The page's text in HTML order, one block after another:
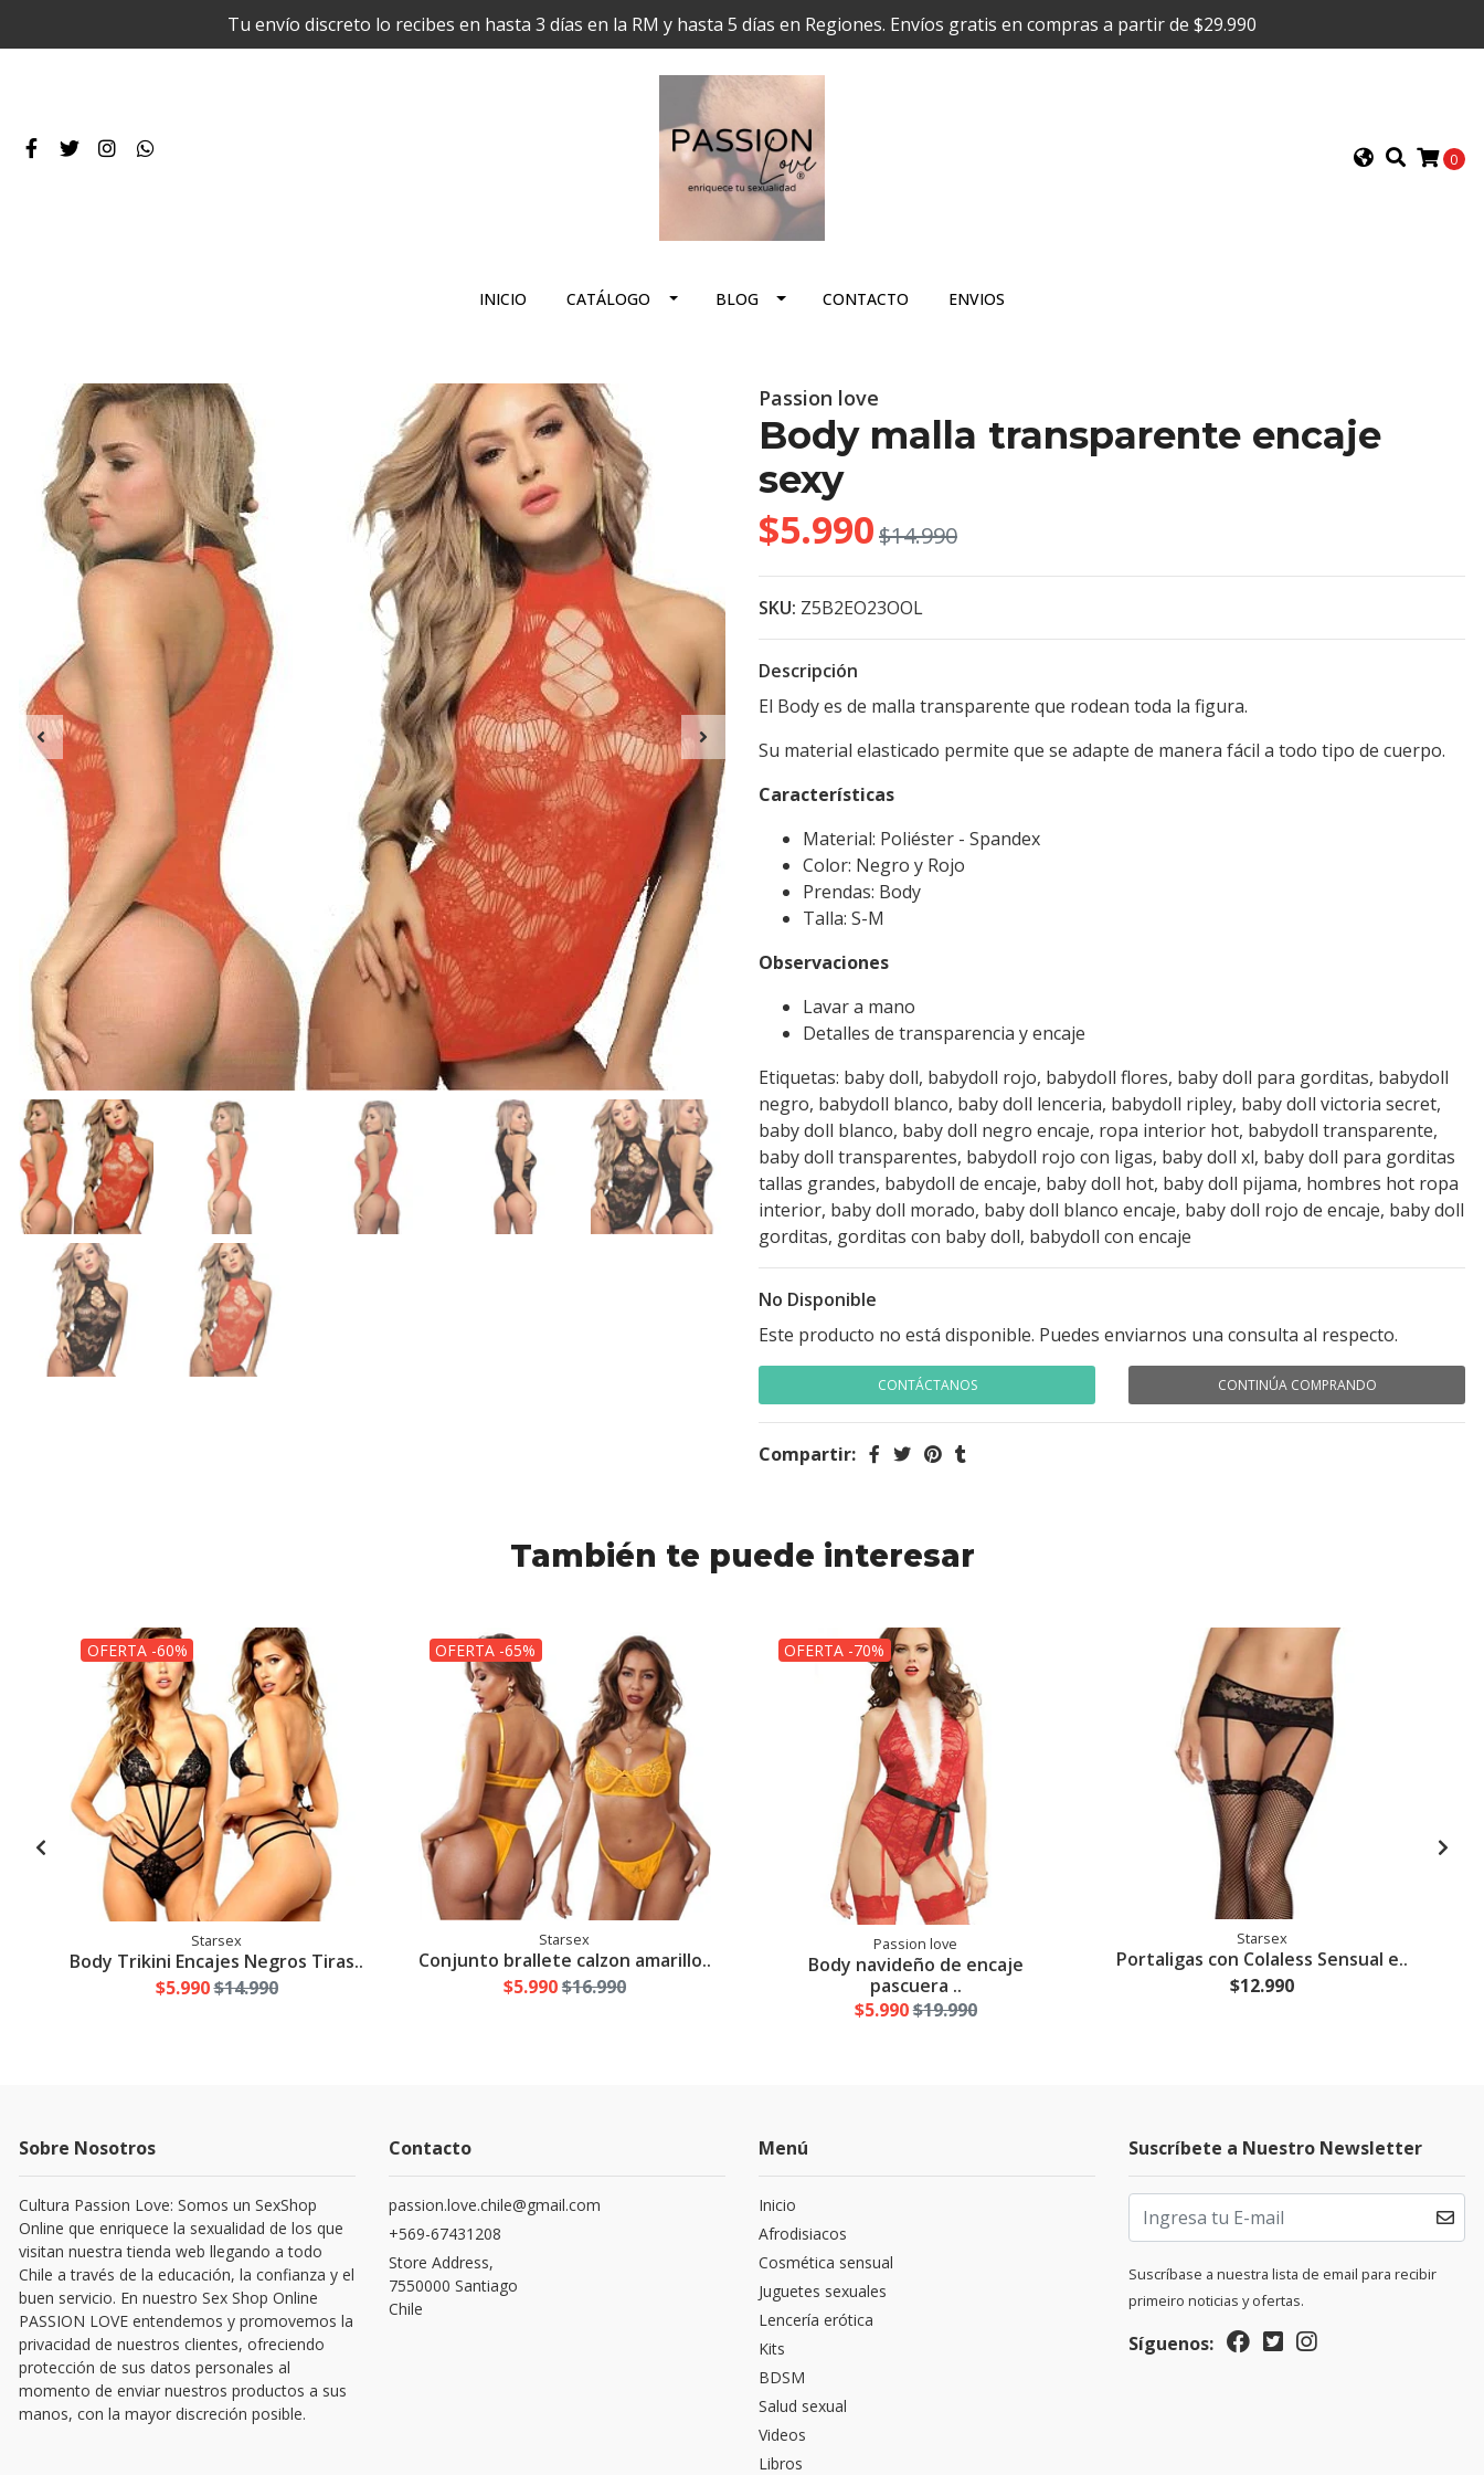
Tu envío discreto lo recibes en hasta 3 días en la RM y hasta 5 días en Regiones. Envíos gratis en compras a partir de $29.990
0
INICIO CATÁLOGO BLOG CONTACTO ENVIOS
Passion love
Body malla transparente encaje
sexy
$5.990$14.990
SKU: Z5B2EO23OOL
Descripción
El Body es de malla transparente que rodean toda la figura.
Su material elasticado permite que se adapte de manera fácil a todo tipo de cuerpo.
Características
Material: Poliéster - Spandex
Color: Negro y Rojo
Prendas: Body
Talla: S-M
Observaciones
Lavar a mano
Detalles de transparencia y encaje
Etiquetas: baby doll, babydoll rojo, babydoll flores, baby doll para gorditas, babydoll
negro, babydoll blanco, baby doll lenceria, babydoll ripley, baby doll victoria secret,
baby doll blanco, baby doll negro encaje, ropa interior hot, babydoll transparente,
baby doll transparentes, babydoll rojo con ligas, baby doll xl, baby doll para gorditas
tallas grandes, babydoll de encaje, baby doll hot, baby doll pijama, hombres hot ropa
interior, baby doll morado, baby doll blanco encaje, baby doll rojo de encaje, baby doll
gorditas, gorditas con baby doll, babydoll con encaje
No Disponible
Este producto no está disponible. Puedes enviarnos una consulta al respecto.
CONTÁCTANOS CONTINÚA COMPRANDO
Compartir:
También te puede interesar
OFERTA -60%
Starsex
Body Trikini Encajes Negros Tiras..
$5.990$14.990
OFERTA -65%
Starsex
Conjunto brallete calzon amarillo..
$5.990$16.990
OFERTA -70%
Passion love
Body navideño de encaje
pascuera ..
$5.990$19.990
Starsex
Portaligas con Colaless Sensual e..
$12.990
Sobre Nosotros
Cultura Passion Love: Somos un SexShop
Online que enriquece la sexualidad de los que
visitan nuestra tienda web llegando a todo
Chile a través de la educación, la confianza y el
buen servicio. En nuestro Sex Shop Online
PASSION LOVE entendemos y promovemos la
privacidad de nuestros clientes, ofreciendo
protección de sus datos personales al
momento de enviar nuestros productos a sus
manos, con la mayor discreción posible.
Contacto
passion.love.chile@gmail.com
+569-67431208
Store Address,
7550000 Santiago
Chile
Menú
Inicio
Afrodisiacos
Cosmética sensual
Juguetes sexuales
Lencería erótica
Kits
BDSM
Salud sexual
Videos
Libros
Suscríbete a Nuestro Newsletter
Suscríbase a nuestra lista de email para recibir
primeiro noticias y ofertas.
Síguenos: